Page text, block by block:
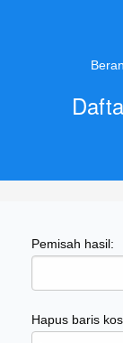
Pemisah hasil:
Hapus baris